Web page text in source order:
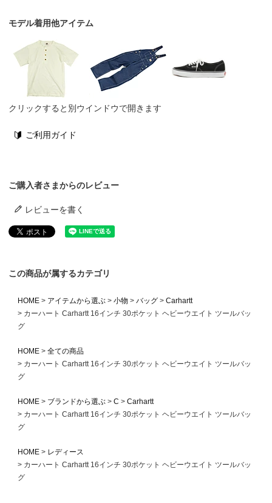
モデル着用他アイテム
クリックすると別ウインドウで開きます
ご利用ガイド
ご購入者さまからのレビュー
レビューを書く
この商品が属するカテゴリ
HOME アイテムから選ぶ 小物 バッグ
Carhartt
カーハート Carhartt 16インチ 30ポケット ヘビーウエイト ツールバッ
グ
HOME
全ての商品
カーハート Carhartt 16インチ 30ポケット ヘビーウエイト ツールバッ
グ
HOME ブランドから選ぶ C
Carhartt
カーハート Carhartt 16インチ 30ポケット ヘビーウエイト ツールバッ
グ
HOME
レディース
カーハート Carhartt 16インチ 30ポケット ヘビーウエイト ツールバッ
グ